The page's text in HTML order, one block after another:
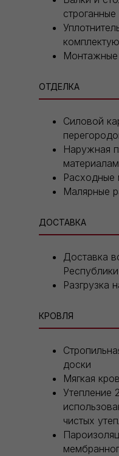
строганные
Монтажные
ОТДЕЛКА
Силовой
Наружная
Расходные
Малярные
ДОСТАВКА
Доставка
Разгрузка
КРОВЛЯ
доски
Мягкая
Утепление
чистых